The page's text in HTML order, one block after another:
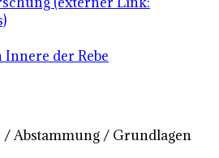
Innere der Rebe
/ Abstammung / Grundlagen